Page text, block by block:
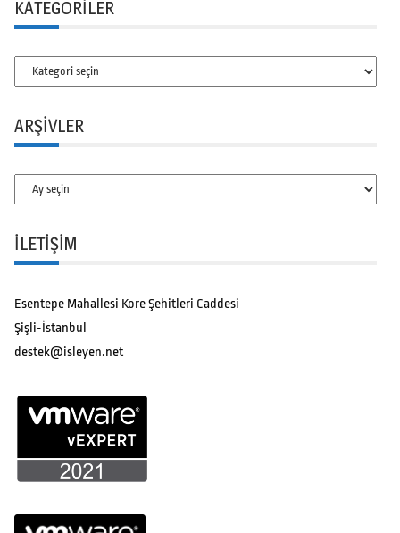
KATEGORILER
Kategoriler
ARŞIVLER
Arşivler
İLETİŞİM
Esentepe Mahallesi Kore Şehitleri Caddesi
Şişli-İstanbul
destek@isleyen.net